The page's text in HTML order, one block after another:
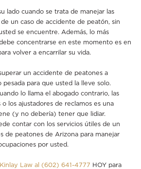
lado cuando se trata de manejar las
un caso de accidente de peatón, sin
se encuentre. Además, lo más
concentrarse en este momento es en
volver a encarrilar su vida.
un accidente de peatones a
pesada para que usted la lleve solo.
lo llama el abogado contrario, las
los ajustadores de reclamos es una
(y no debería) tener que lidiar.
contar con los servicios útiles de un
de peatones de Arizona para manejar
por usted.
Law al (602) 641-4777 HOY para